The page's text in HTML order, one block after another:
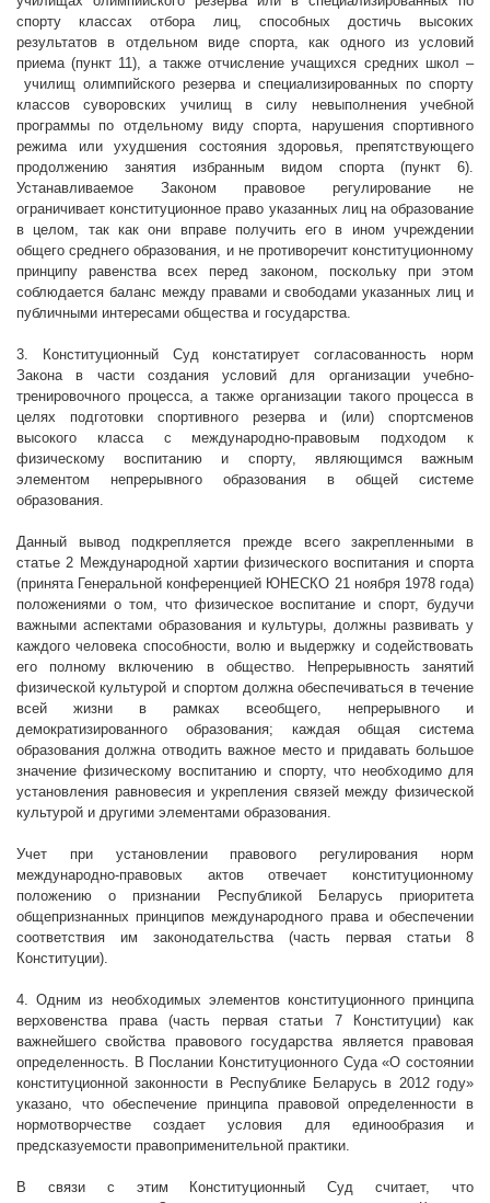
спорту классах отбора лиц, способных достичь высоких
результатов в отдельном виде спорта, как одного из условий
приема (пункт 11), а также отчисление учащихся средних школ –
училищ олимпийского резерва и специализированных по спорту
классов суворовских училищ в силу невыполнения учебной
программы по отдельному виду спорта, нарушения спортивного
режима или ухудшения состояния здоровья, препятствующего
продолжению занятия избранным видом спорта (пункт 6).
Устанавливаемое Законом правовое регулирование не
ограничивает конституционное право указанных лиц на образование
в целом, так как они вправе получить его в ином учреждении
общего среднего образования, и не противоречит конституционному
принципу равенства всех перед законом, поскольку при этом
соблюдается баланс между правами и свободами указанных лиц и
публичными интересами общества и государства.
3. Конституционный Суд констатирует согласованность норм
Закона в части создания условий для организации учебно-
тренировочного процесса, а также организации такого процесса в
целях подготовки спортивного резерва и (или) спортсменов
высокого класса с международно-правовым подходом к
физическому воспитанию и спорту, являющимся важным
элементом непрерывного образования в общей системе
образования.
Данный вывод подкрепляется прежде всего закрепленными в
статье 2 Международной хартии физического воспитания и спорта
(принята Генеральной конференцией ЮНЕСКО 21 ноября 1978 года)
положениями о том, что физическое воспитание и спорт, будучи
важными аспектами образования и культуры, должны развивать у
каждого человека способности, волю и выдержку и содействовать
его полному включению в общество. Непрерывность занятий
физической культурой и спортом должна обеспечиваться в течение
всей жизни в рамках всеобщего, непрерывного и
демократизированного образования; каждая общая система
образования должна отводить важное место и придавать большое
значение физическому воспитанию и спорту, что необходимо для
установления равновесия и укрепления связей между физической
культурой и другими элементами образования.
Учет при установлении правового регулирования норм
международно-правовых актов отвечает конституционному
положению о признании Республикой Беларусь приоритета
общепризнанных принципов международного права и обеспечении
соответствия им законодательства (часть первая статьи 8
Конституции).
4. Одним из необходимых элементов конституционного принципа
верховенства права (часть первая статьи 7 Конституции) как
важнейшего свойства правового государства является правовая
определенность. В Послании Конституционного Суда «О состоянии
конституционной законности в Республике Беларусь в 2012 году»
указано, что обеспечение принципа правовой определенности в
нормотворчестве создает условия для единообразия и
предсказуемости правоприменительной практики.
В связи с этим Конституционный Суд считает, что